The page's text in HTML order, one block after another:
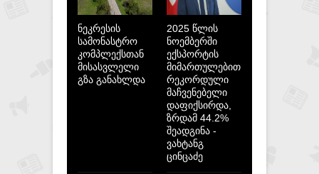
ნეკრესის
სამონასტრო
კომპლექსთან
მისასვლელი
გზა განახლდა
2025 წლის
ნოემბერში
ექსპორტის
მიმართულებით
რეკორდული
მაჩვენებელი
დაფიქსირდა,
ზრდამ 44.2%
შეადგინა -
ვახტანგ
ცინცაძე